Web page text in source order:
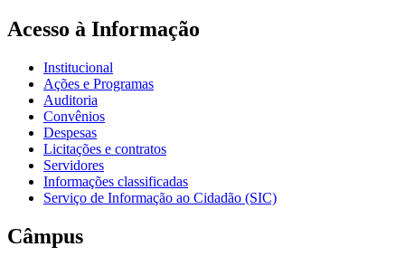
Acesso à Informação
Institucional
Ações e Programas
Auditoria
Convênios
Despesas
Licitações e contratos
Servidores
Informações classificadas
Serviço de Informação ao Cidadão (SIC)
Câmpus